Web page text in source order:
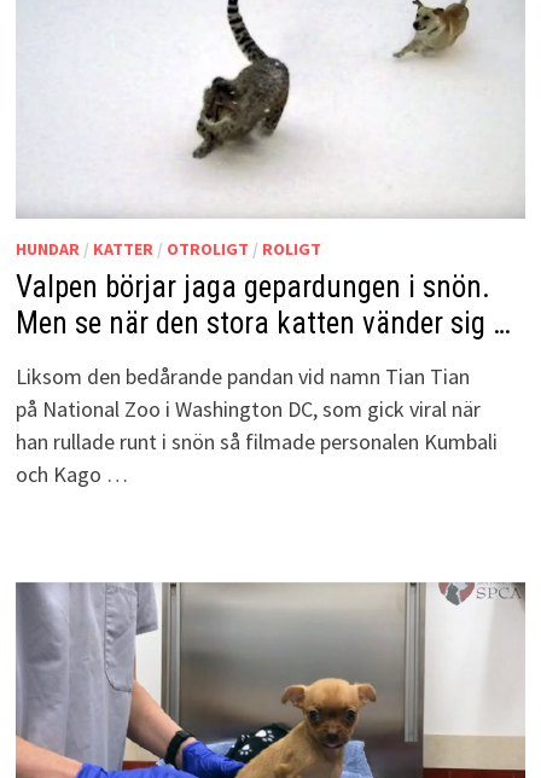
HUNDAR/ KATTER/ OTROLIGT / ROLIGT
Valpen börjar jaga gepardungen i snön.
Men se när den stora katten vänder sig …
Liksom den bedårande pandan vid namn Tian Tian
på National Zoo i Washington DC, som gick viral när
han rullade runt i snön så filmade personalen Kumbali
och Kago …